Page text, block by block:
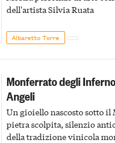
dell'artista Silvia Ruata
Albaretto Torre
Monferrato degli
Angeli
Un gioiello nascosto sotto
pietra scolpita, silenzio
della tradizione vinicola